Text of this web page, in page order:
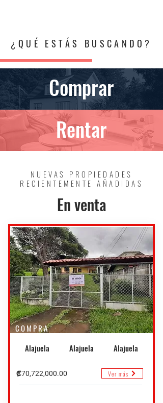
¿QUÉ ESTÁS BUSCANDO?
Comprar
Rentar
NUEVAS PROPIEDADES
RECIENTEMENTE AÑADIDAS
En venta
COMPRA
Alajuela
Alajuela Alajuela
₡70,722,000.00 Ver más